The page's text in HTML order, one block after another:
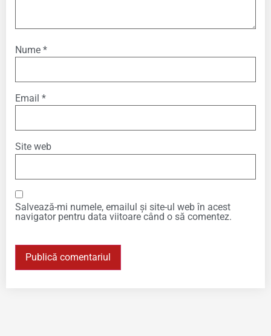
Nume *
Email *
Site web
Salvează-mi numele, emailul și site-ul web în acest
navigator pentru data viitoare când o să comentez.